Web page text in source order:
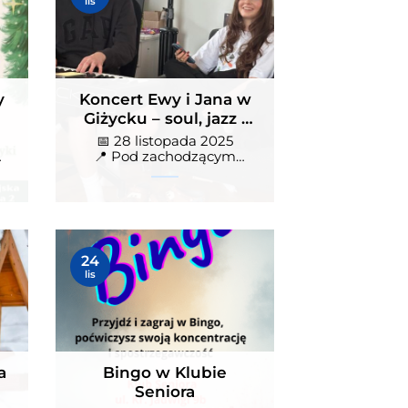
zachodzącym słońcem
📅 28 listopada 2025
📍 Pod zachodzącym słońcem
Pasaż portowy 1
">
Koncert Ewy i Jana w
Giżycku – soul, jazz i
R&B Pod
zachodzącym
słońcem
📅 28 listopada 2025
📍 Pod zachodzącym
słońcem Pasaż portowy 1
Bingo w Klubie Seniora
📅 26 listopada 2025
📍 Klub Seniora
Bingo w Klubie
Seniora
24
lis